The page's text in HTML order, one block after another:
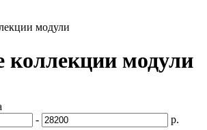
модули
коллекции модули
-
р.